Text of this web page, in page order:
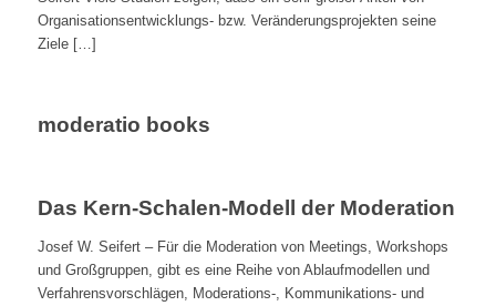
Organisationsentwicklungs- bzw. Veränderungsprojekten seine
Ziele […]
moderatio books
Das Kern-Schalen-Modell der Moderation
Josef W. Seifert – Für die Moderation von Meetings, Workshops
und Großgruppen, gibt es eine Reihe von Ablaufmodellen und
Verfahrensvorschlägen, Moderations-, Kommunikations- und